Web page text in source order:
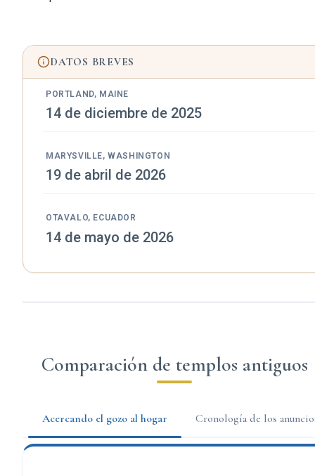
DATOS BREVES
PORTLAND, MAINE
14 de diciembre de 2025
MARYSVILLE, WASHINGTON
19 de abril de 2026
OTAVALO, ECUADOR
14 de mayo de 2026
Comparación de templos antiguos
Acercando el gozo al hogar Cronología de los